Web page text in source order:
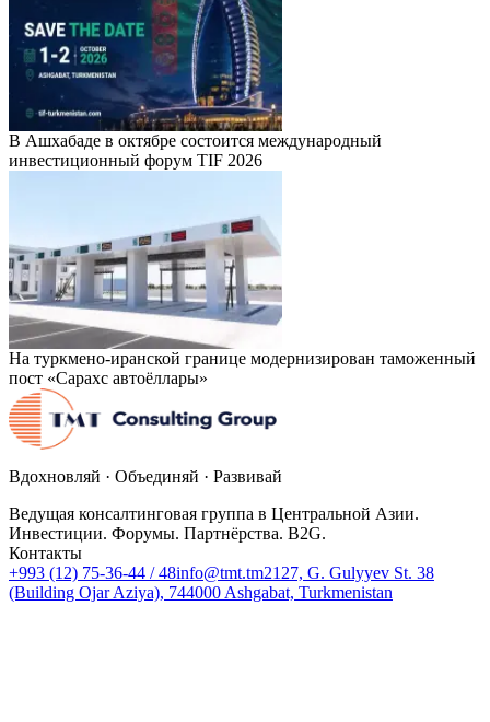
В Ашхабаде в октябре состоится международный
инвестиционный форум TIF 2026
На туркмено-иранской границе модернизирован таможенный
пост «Сарахс автоёллары»
Вдохновляй · Объединяй · Развивай
Ведущая консалтинговая группа в Центральной Азии.
Инвестиции. Форумы. Партнёрства. B2G.
Контакты
+993 (12) 75-36-44 / 48info@tmt.tm2127, G. Gulyyev St. 38
(Building Ojar Aziya), 744000 Ashgabat, Turkmenistan